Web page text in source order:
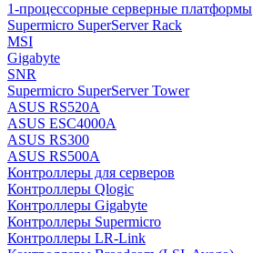
1-процессорные серверные платформы
Supermicro SuperServer Rack
MSI
Gigabyte
SNR
Supermicro SuperServer Tower
ASUS RS520A
ASUS ESC4000A
ASUS RS300
ASUS RS500A
Контроллеры для серверов
Контроллеры Qlogic
Контроллеры Gigabyte
Контроллеры Supermicro
Контроллеры LR-Link